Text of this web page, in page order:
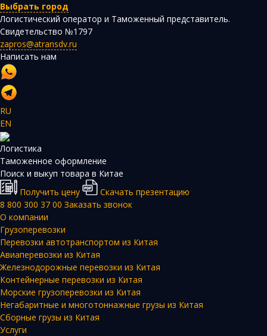
Выбрать город
Логистический оператор и Таможенный представитель.
Свидетельство №1797
zapros@atransdv.ru
Написать нам
RU
EN
Логистика
Таможенное оформление
Поиск и выкуп товара в Китае
Получить цену
Скачать презентацию
8 800 300 37 00 Заказать звонок
О компании
Грузоперевозки
Перевозки автотранспортом из Китая
Авиаперевозки из Китая
Железнодорожные перевозки из Китая
Контейнерные перевозки из Китая
Морские грузоперевозки из Китая
Негабаритные и многотоннажные грузы из Китая
Сборные грузы из Китая
Услуги